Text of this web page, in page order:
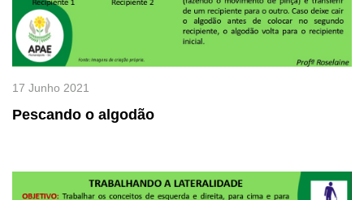
Pescando o algodão
17 Junho 2021